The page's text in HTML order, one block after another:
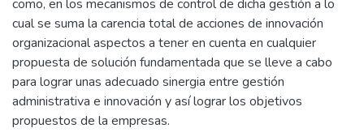
como, en los mecanismos de control de dicha gestión a lo
cual se suma la carencia total de acciones de innovación
organizacional aspectos a tener en cuenta en cualquier
propuesta de solución fundamentada que se lleve a cabo
para lograr unas adecuado sinergia entre gestión
administrativa e innovación y así lograr los objetivos
propuestos de la empresas.